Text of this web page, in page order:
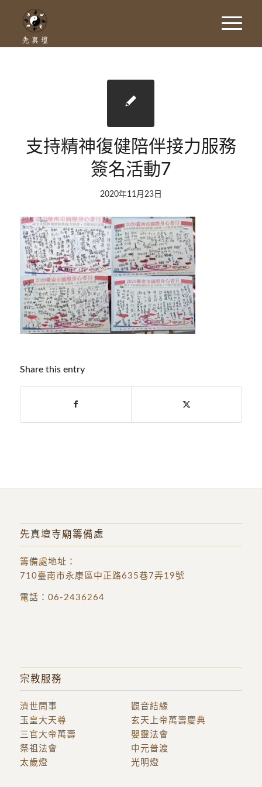
支持精神復健陪伴接力服務
簽名活動7
2020年11月23日
Share this entry
先真壇寺廟籌備處
籌備處地址 ：
710臺南市永康區中正路635巷7弄19號
電話： 06-2436264
宗教服務
濟世問事
觀音結緣
玉皇大天尊
三官大帝萬壽
玄天上帝萬壽慶典
嬰靈法會
祭祖法會
中元普渡
太歲燈
光明燈